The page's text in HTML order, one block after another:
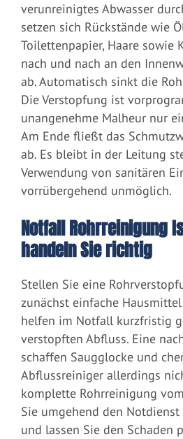
verunreinigtes Abwasser
setzen sich Rückstände wie
Toilettenpapier, Haare sowie
nach und nach an den
ab. Automatisch sinkt die
Die Verstopfung ist
unangenehme Malheur nur
Am Ende fließt das
ab. Es bleibt in der Leitung
Verwendung von sanitären
vorrübergehend unmöglich.
Notfall Rohrreinigung
handeln Sie richtig
Stellen Sie eine
zunächst einfache
helfen im Notfall kurzfristig
verstopften Abfluss. Eine
schaffen Saugglocke und
Abflussreiniger allerdings
komplette Rohrreinigung
Sie umgehend den Notdienst
und lassen Sie den Schaden